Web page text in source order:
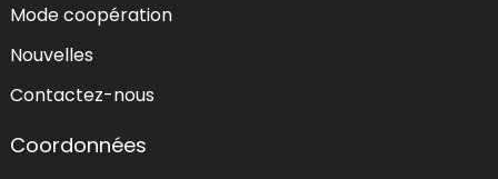
Mode coopération
Nouvelles
Contactez-nous
Coordonnées